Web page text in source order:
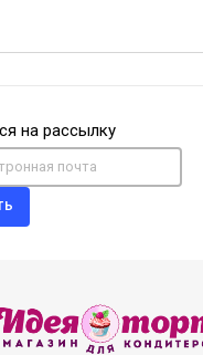
на рассылку